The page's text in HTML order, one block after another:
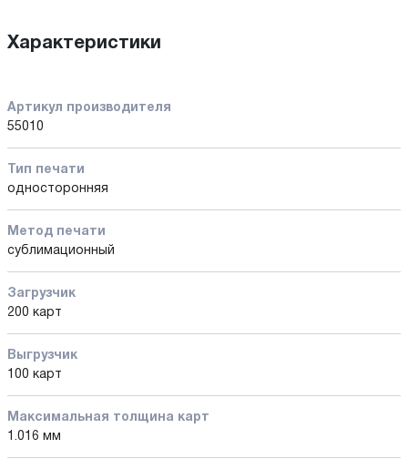
Характеристики
Артикул производителя
55010
Тип печати
односторонняя
Метод печати
сублимационный
Загрузчик
200 карт
Выгрузчик
100 карт
Максимальная толщина карт
1.016 мм